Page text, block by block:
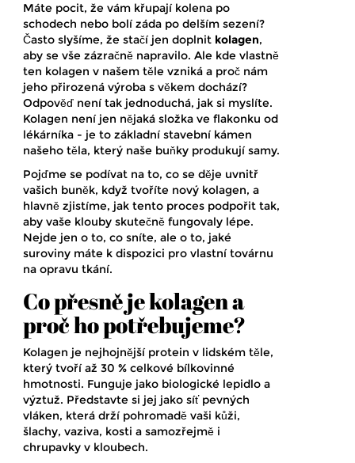
Máte pocit, že vám křupají kolena po
schodech nebo bolí záda po delším sezení?
Často slyšíme, že stačí jen doplnit kolagen,
aby se vše zázračně napravilo. Ale kde vlastně
ten kolagen v našem těle vzniká a proč nám
jeho přirozená výroba s věkem dochází?
Odpověď není tak jednoduchá, jak si myslíte.
Kolagen není jen nějaká složka ve flakonku od
lékárníka - je to základní stavební kámen
našeho těla, který naše buňky produkují samy.
Pojďme se podívat na to, co se děje uvnitř
vašich buněk, když tvoříte nový kolagen, a
hlavně zjistíme, jak tento proces podpořit tak,
aby vaše klouby skutečně fungovaly lépe.
Nejde jen o to, co sníte, ale o to, jaké
suroviny máte k dispozici pro vlastní továrnu
na opravu tkání.
Co přesně je kolagen a
proč ho potřebujeme?
Kolagen je nejhojnější protein v lidském těle,
který tvoří až 30 % celkové bílkovinné
hmotnosti. Funguje jako biologické lepidlo a
výztuž. Představte si jej jako síť pevných
vláken, která drží pohromadě vaši kůži,
šlachy, vaziva, kosti a samozřejmě i
chrupavky v kloubech.